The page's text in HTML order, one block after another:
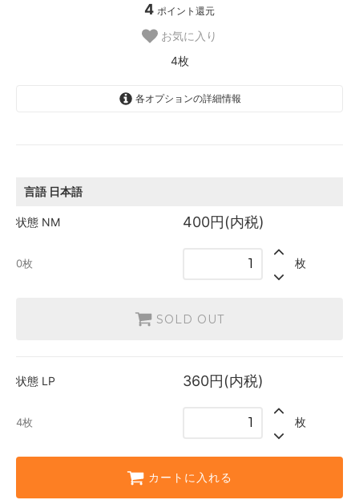
4 ポイント還元
お気に入り
4枚
各オプションの詳細情報
英語
200円(内税)
言語 日本語
状態 NM 400円(内税)
0枚 枚
SOLD OUT
状態 LP 360円(内税)
4枚 枚
カートに入れる